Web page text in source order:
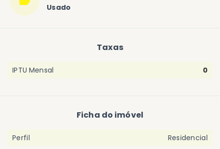
Usado
Taxas
IPTU Mensal 0
Ficha do imóvel
Perfil
Residencial